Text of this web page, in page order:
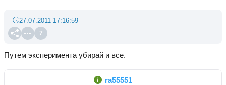
7
27.07.2011 17:16:59
Путем эксперимента убирай и все.
ra55551